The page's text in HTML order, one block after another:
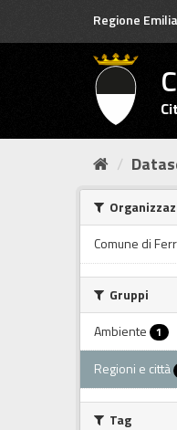
Regione
Comune di
Gruppi
Ambiente 1
Regioni e città
Tag